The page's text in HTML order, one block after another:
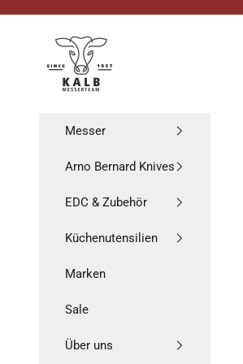
Messerteam Kalb
Messer
Arno Bernard Knives
EDC & Zubehör
Küchenutensilien
Marken
Sale
Über uns